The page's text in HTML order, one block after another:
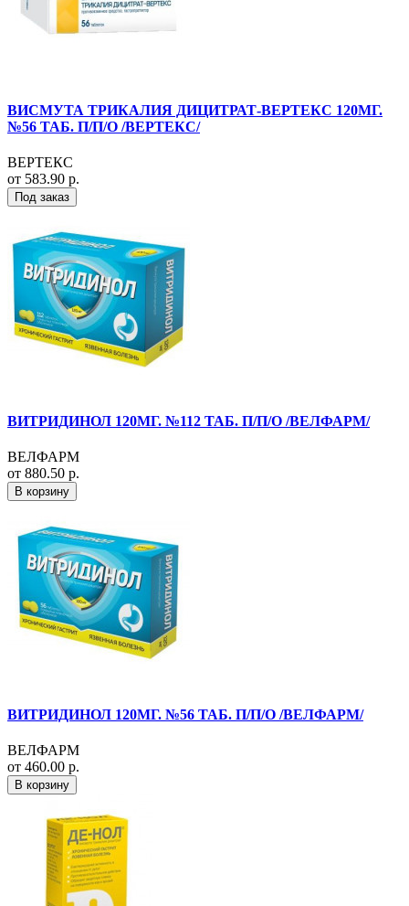
ВИСМУТА ТРИКАЛИЯ ДИЦИТРАТ-ВЕРТЕКС 120МГ.
№56 ТАБ. П/П/О /ВЕРТЕКС/
ВЕРТЕКС
от 583.90 р.
Под заказ
ВИТРИДИНОЛ 120МГ. №112 ТАБ. П/П/О /ВЕЛФАРМ/
ВЕЛФАРМ
от 880.50 р.
В корзину
ВИТРИДИНОЛ 120МГ. №56 ТАБ. П/П/О /ВЕЛФАРМ/
ВЕЛФАРМ
от 460.00 р.
В корзину